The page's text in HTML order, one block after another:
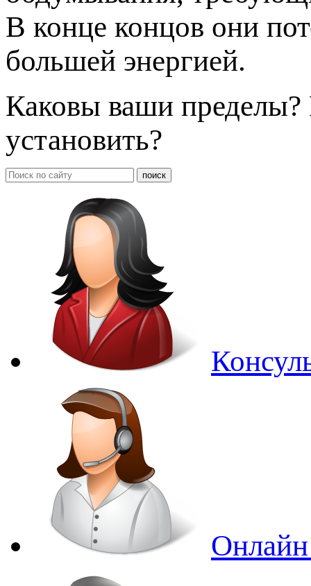
В конце концов они
большей энергией.
Каковы ваши
установить?
Онлайн